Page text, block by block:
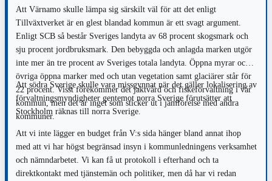
Att Värnamo skulle lämpa sig särskilt väl för att det enligt
Tillväxtverket är en glest blandad kommun är ett svagt argument.
Enligt SCB så består Sveriges landyta av 68 procent skogsmark och
sju procent jordbruksmark. Den bebyggda och anlagda marken utgör
inte mer än tre procent av Sveriges totala landyta. Öppna myrar och
övriga öppna marker med och utan vegetation samt glaciärer står för
22 procent. Visst förekommer det jaktvård och fiskeförvaltning i vår
kommun, men det är inget som sticker ut i jämförelse med andra
kommuner.
Att södra Sverige skulle vara missgynnat när det gäller lokalisering av
förvaltningsmyndigheter gentemot norra Sverige förutsätter att
Stockholm räknas till norra Sverige.
Att vi inte lägger en budget från V:s sida hänger bland annat ihop
med att vi har högst begränsad insyn i kommunledningens verksamhet
och nämndarbetet. Vi kan få ut protokoll i efterhand och ta
direktkontakt med tjänstemän och politiker, men då har vi redan